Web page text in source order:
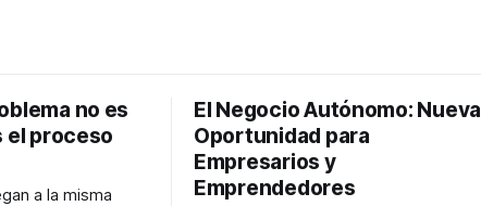
no es
el proceso
a la misma
El Negocio Autónomo: Nueva
Oportunidad para
Empresarios y
Emprendedores